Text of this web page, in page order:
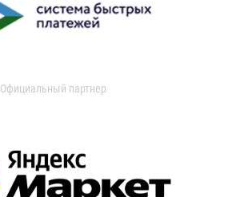
Официальный партнер